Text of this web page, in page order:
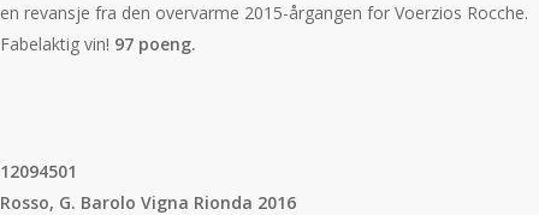
en revansje fra den overvarme 2015-årgangen for Voerzios Rocche.
Fabelaktig vin! 97 poeng.
12094501
Rosso, G. Barolo Vigna Rionda 2016